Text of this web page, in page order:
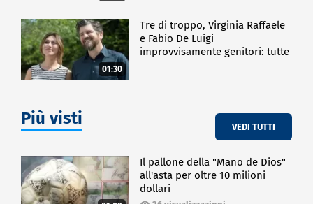
01:30
Tre di troppo, Virginia Raffaele
e Fabio De Luigi
improvvisamente genitori: tutte
Più visti VEDI TUTTI
Il pallone della "Mano de Dios"
all'asta per oltre 10 milioni
dollari